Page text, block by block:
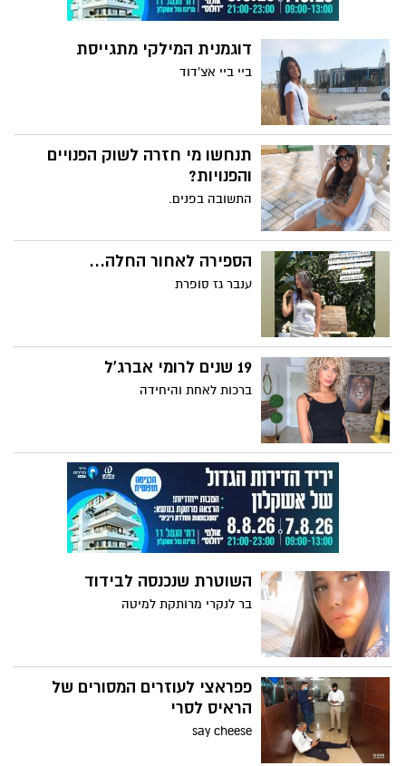
דוגמנית המילקי מתגייסת
ביי ביי אצ'דוד
תנחשו מי חזרה לשוק הפנויים
והפנויות?
התשובה בפנים.
הספירה לאחור החלה...
ענבר גז סופרת
19 שנים לרומי אברג'ל
ברכות לאחת והיחידה
השוטרת שנכנסה לבידוד
בר לנקרי מרותקת למיטה
פפראצי לעוזרים המסורים של
הראיס לסרי
say cheese